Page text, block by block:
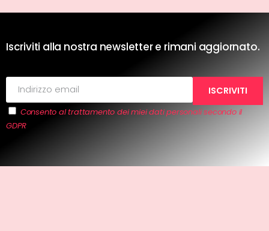
Iscriviti alla nostra newsletter e rimani aggiornato.
Consento al trattamento dei miei dati personali secondo il
GDPR